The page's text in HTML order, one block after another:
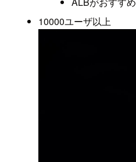
10000ユーザ以上